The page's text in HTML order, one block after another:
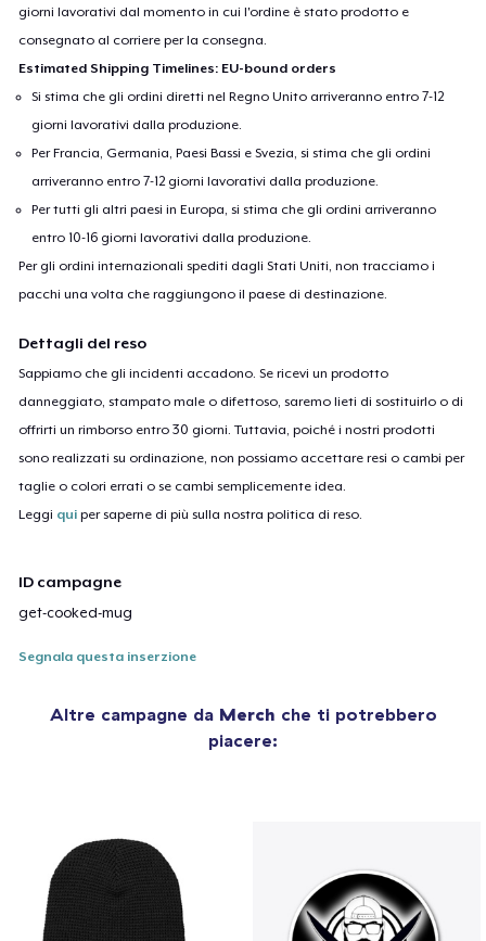
giorni lavorativi dal momento in cui l'ordine è stato prodotto e
consegnato al corriere per la consegna.
Estimated Shipping Timelines: EU-bound orders
Si stima che gli ordini diretti nel Regno Unito arriveranno entro 7-12
giorni lavorativi dalla produzione.
Per Francia, Germania, Paesi Bassi e Svezia, si stima che gli ordini
arriveranno entro 7-12 giorni lavorativi dalla produzione.
Per tutti gli altri paesi in Europa, si stima che gli ordini arriveranno
entro 10-16 giorni lavorativi dalla produzione.
Per gli ordini internazionali spediti dagli Stati Uniti, non tracciamo i
pacchi una volta che raggiungono il paese di destinazione.
Dettagli del reso
Sappiamo che gli incidenti accadono. Se ricevi un prodotto
danneggiato, stampato male o difettoso, saremo lieti di sostituirlo o di
offrirti un rimborso entro 30 giorni. Tuttavia, poiché i nostri prodotti
sono realizzati su ordinazione, non possiamo accettare resi o cambi per
taglie o colori errati o se cambi semplicemente idea.
Leggi qui per saperne di più sulla nostra politica di reso.
ID campagne
get-cooked-mug
Segnala questa inserzione
Altre campagne da Merch che ti potrebbero
piacere: